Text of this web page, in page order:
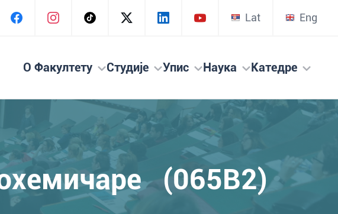
Lat Eng
О Факултету Студије Упис Наука Катедре
(065B2)